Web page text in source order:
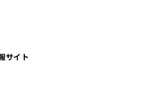
サイト